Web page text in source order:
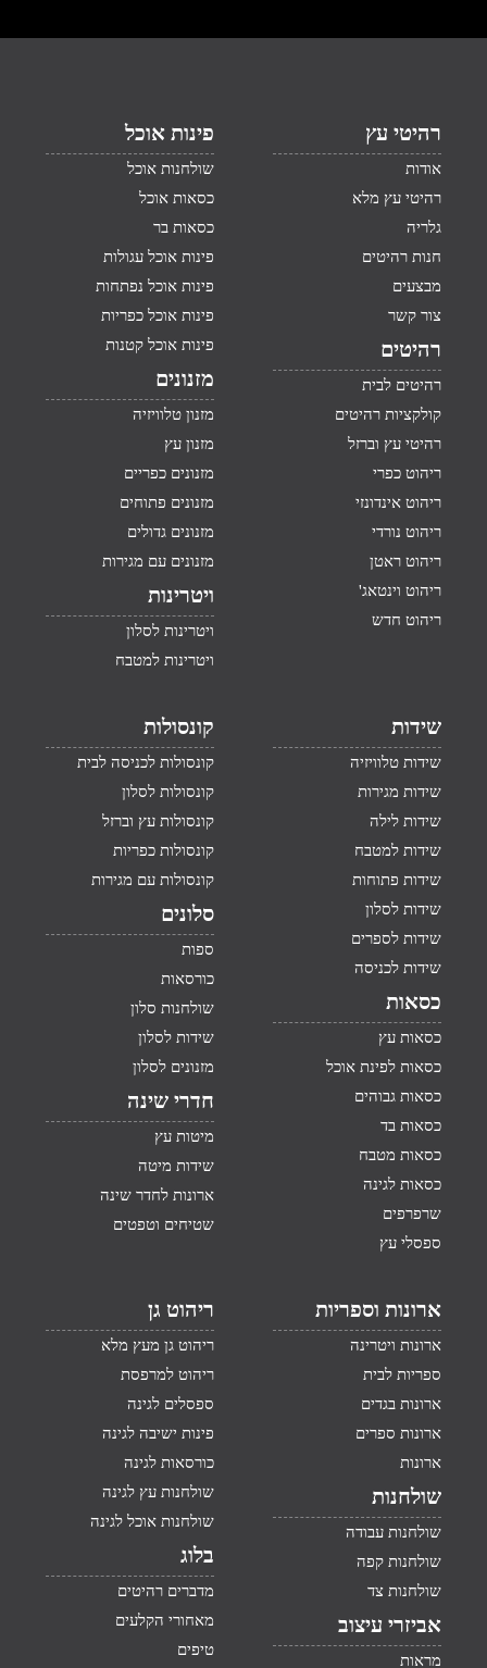
רהיטי עץ
אודות
רהיטי עץ מלא
גלריה
חנות רהיטים
מבצעים
צור קשר
רהיטים
רהיטים לבית
קולקציות רהיטים
רהיטי עץ וברזל
ריהוט כפרי
ריהוט אינדונזי
ריהוט נורדי
ריהוט ראטן
ריהוט וינטאג'
ריהוט חדש
פינות אוכל
שולחנות אוכל
כסאות אוכל
כסאות בר
פינות אוכל עגולות
פינות אוכל נפתחות
פינות אוכל כפריות
פינות אוכל קטנות
מזנונים
מזנון טלוויזיה
מזנון עץ
מזנונים כפריים
מזנונים פתוחים
מזנונים גדולים
מזנונים עם מגירות
ויטרינות
ויטרינות לסלון
ויטרינות למטבח
שידות
שידות טלוויזיה
שידות מגירות
שידות לילה
שידות למטבח
שידות פתוחות
שידות לסלון
שידות לספרים
שידות לכניסה
כסאות
כסאות עץ
כסאות לפינת אוכל
כסאות גבוהים
כסאות בד
כסאות מטבח
כסאות לגינה
שרפרפים
ספסלי עץ
קונסולות
קונסולות לכניסה לבית
קונסולות לסלון
קונסולות עץ וברזל
קונסולות כפריות
קונסולות עם מגירות
סלונים
ספות
כורסאות
שולחנות סלון
שידות לסלון
מזנונים לסלון
חדרי שינה
מיטות עץ
שידות מיטה
ארונות לחדר שינה
שטיחים וטפטים
ארונות וספריות
ארונות ויטרינה
ספריות לבית
ארונות בגדים
ארונות ספרים
ארונות
שולחנות
שולחנות עבודה
שולחנות קפה
שולחנות צד
אביזרי עיצוב
מראות
ריהוט גן
ריהוט גן מעץ מלא
ריהוט למרפסת
ספסלים לגינה
פינות ישיבה לגינה
כורסאות לגינה
שולחנות עץ לגינה
שולחנות אוכל לגינה
בלוג
מדברים רהיטים
מאחורי הקלעים
טיפים